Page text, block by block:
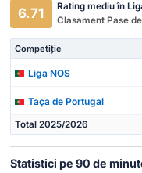
6.71
Rating mediu în
Clasament Pase
Competiție
Liga NOS
Taça de Portugal
Total 2025/2026
Statistici pe 90 de